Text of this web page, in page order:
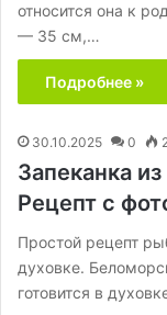
относится она к
— 35 см,…
Подробнее »
30.10.2025 0
Запеканка
Рецепт с
Простой рецепт
духовке.
готовится в